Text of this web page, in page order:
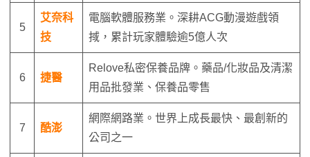
5
艾奈科
技
電腦軟體服務業。深耕ACG動漫遊戲領
掝，累計玩家體驗逾5億人次
6 捷醫
Relove私密保養品牌。藥品/化妝品及清潔
用品批發業、保養品零售
7 酷澎
網際網路業。世界上成長最快、最創新的
公司之一